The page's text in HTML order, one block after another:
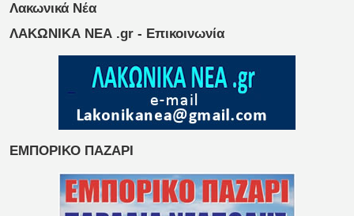
Λακωνικά Νέα
ΛΑΚΩΝΙΚΑ ΝΕΑ .gr - Επικοινωνία
ΕΜΠΟΡΙΚΟ ΠΑΖΑΡΙ